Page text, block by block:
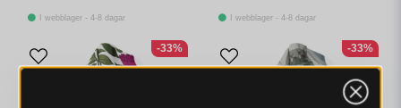
I webblager - 4-8 dagar I webblager - 4-8 dagar
-33% -33%